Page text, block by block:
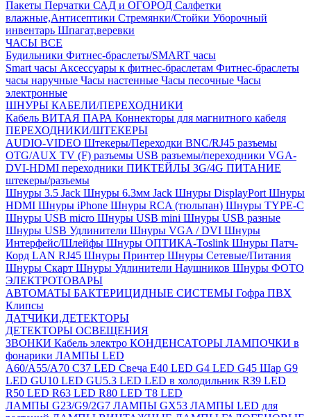
Пакеты Перчатки САД и ОГОРОД Салфетки
влажные,Антисептики Стремянки/Стойки Уборочный
инвентарь Шпагат,веревки
ЧАСЫ ВСЕ
Будильники Фитнес-браслеты/SMART часы
Smart часы Аксессуары к фитнес-браслетам Фитнес-браслеты
часы наручные Часы настенные Часы песочные Часы
электронные
ШНУРЫ КАБЕЛИ/ПЕРЕХОДНИКИ
Кабель ВИТАЯ ПАРА Коннекторы для магнитного кабеля
ПЕРЕХОДНИКИ/ШТЕКЕРЫ
AUDIO-VIDEO Штекеры/Переходки BNC/RJ45 разъемы
OTG/AUX TV (F) разъемы USB разъемы/переходники VGA-
DVI-HDMI переходники ПИКТЕЙЛЫ 3G/4G ПИТАНИЕ
штекеры/разъемы
Шнуры 3.5 Jack Шнуры 6.3мм Jack Шнуры DisplayPort Шнуры
HDMI Шнуры iPhone Шнуры RCA (тюльпан) Шнуры TYPE-C
Шнуры USB micro Шнуры USB mini Шнуры USB разные
Шнуры USB Удлинители Шнуры VGA / DVI Шнуры
Интерфейс/Шлейфы Шнуры ОПТИКА-Toslink Шнуры Патч-
Корд LAN RJ45 Шнуры Принтер Шнуры Сетевые/Питания
Шнуры Скарт Шнуры Удлинители Наушников Шнуры ФОТО
ЭЛЕКТРОТОВАРЫ
АВТОМАТЫ БАКТЕРИЦИДНЫЕ СИСТЕМЫ Гофра ПВХ
Клипсы
ДАТЧИКИ,ДЕТЕКТОРЫ
ДЕТЕКТОРЫ ОСВЕЩЕНИЯ
ЗВОНКИ Кабель электро КОНДЕНСАТОРЫ ЛАМПОЧКИ в
фонарики ЛАМПЫ LED
A60/A55/A70 C37 LED Свеча E40 LED G4 LED G45 Шар G9
LED GU10 LED GU5.3 LED LED в холодильник R39 LED
R50 LED R63 LED R80 LED T8 LED
ЛАМПЫ G23/G9/2G7 ЛАМПЫ GX53 ЛАМПЫ LED для